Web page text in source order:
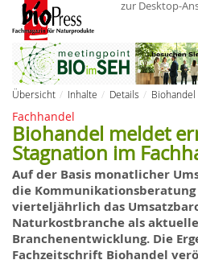
zur Desktop-
Übersicht Inhalte Details
Fachhandel
Biohandel meldet
Stagnation im
Auf der Basis monatlicher
die Kommunikationsberatung
vierteljährlich das
Naturkostbranche als
Branchenentwicklung. Die
Fachzeitschrift Biohandel